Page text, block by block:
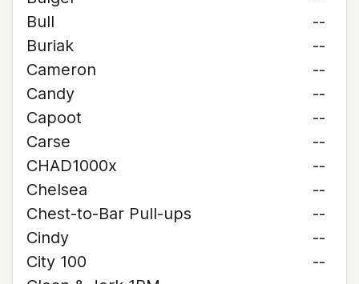
Bull
--
Buriak
--
Cameron
--
Candy
--
Capoot
--
Carse
--
CHAD1000x
--
Chelsea
--
Chest-to-Bar Pull-ups
--
Cindy
--
City 100
--